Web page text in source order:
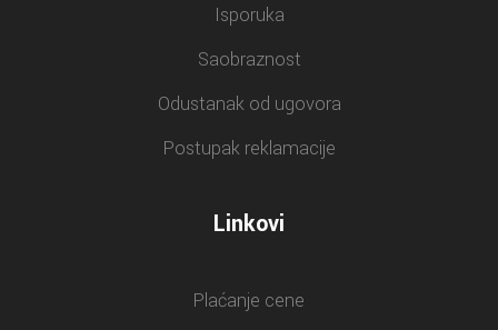
Isporuka
Saobraznost
Odustanak od ugovora
Postupak reklamacije
Linkovi
Plaćanje cene